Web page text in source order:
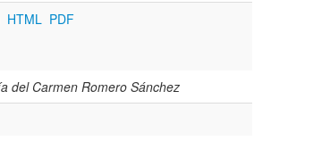
HTML PDF
del Carmen Romero Sánchez